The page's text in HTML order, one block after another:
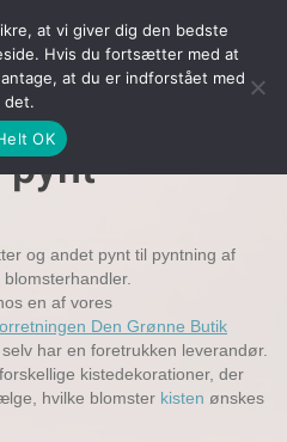
pynt
og andet pynt til pyntning af
en af vores
Den Grønne Butik
har en foretrukken leverandør.
kistedekorationer, der
hvilke blomster kisten ønskes
at vi giver dig den bedste
Hvis du fortsætter med at
at du er indforstået med
det.
OK